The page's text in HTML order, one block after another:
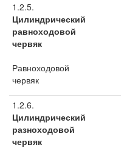
1.2.5.
Цилиндрический
равноходовой
червяк
Равноходовой
червяк
1.2.6.
Цилиндрический
разноходовой
червяк